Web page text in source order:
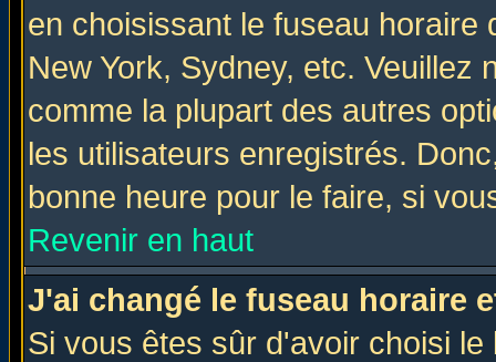
en choisissant le fuseau
New York, Sydney, etc. Veuillez
comme la plupart des autres
les utilisateurs enregistrés.
bonne heure pour le faire, si
Revenir en haut
J'ai changé le fuseau horaire
Si vous êtes sûr d'avoir choisi